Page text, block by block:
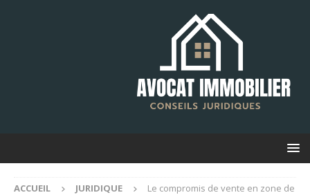
ACCUEIL JURIDIQUE
Le compromis de vente en zone de